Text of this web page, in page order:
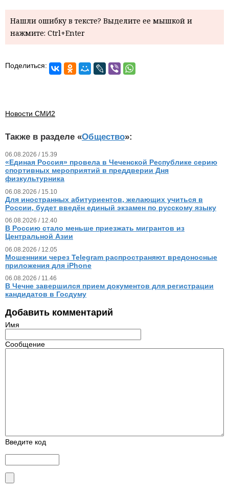
Нашли ошибку в тексте? Выделите ее мышкой и
нажмите: Ctrl+Enter
Поделиться:
Новости СМИ2
Также в разделе «Общество»:
06.08.2026 / 15.39
«Единая Россия» провела в Чеченской Республике серию
спортивных мероприятий в преддверии Дня
физкультурника
06.08.2026 / 15.10
Для иностранных абитуриентов, желающих учиться в
России, будет введён единый экзамен по русскому языку
06.08.2026 / 12.40
В Россию стало меньше приезжать мигрантов из
Центральной Азии
06.08.2026 / 12.05
Мошенники через Telegram распространяют вредоносные
приложения для iPhone
06.08.2026 / 11.46
В Чечне завершился прием документов для регистрации
кандидатов в Госдуму
Добавить комментарий
Имя
Сообщение
Введите код